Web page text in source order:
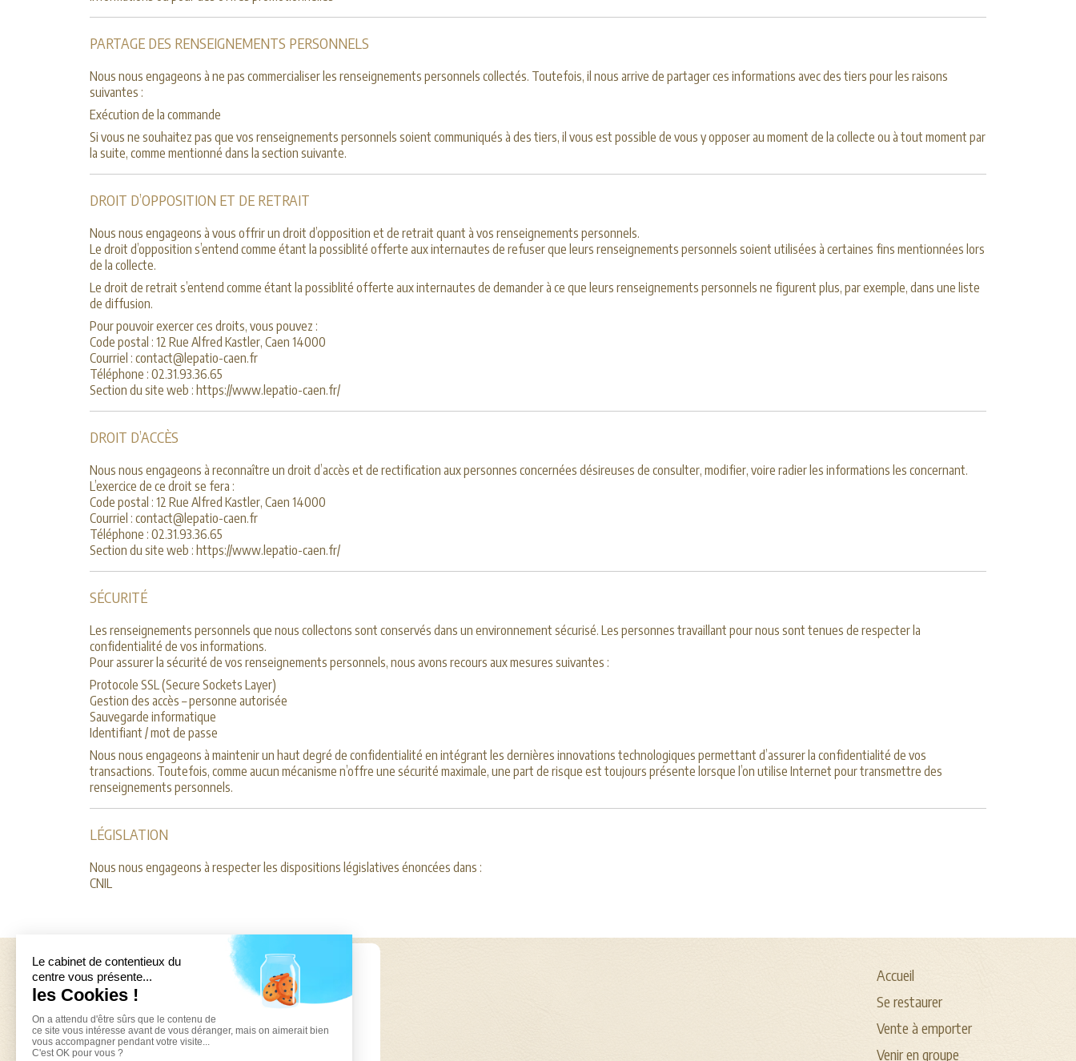
PARTAGE DES RENSEIGNEMENTS PERSONNELS
Nous nous engageons à ne pas commercialiser les renseignements personnels collectés. Toutefois, il nous arrive de partager ces informations avec des tiers pour les raisons
suivantes :
Exécution de la commande
Si vous ne souhaitez pas que vos renseignements personnels soient communiqués à des tiers, il vous est possible de vous y opposer au moment de la collecte ou à tout moment par
la suite, comme mentionné dans la section suivante.
DROIT D’OPPOSITION ET DE RETRAIT
Nous nous engageons à vous offrir un droit d’opposition et de retrait quant à vos renseignements personnels.
Le droit d’opposition s’entend comme étant la possiblité offerte aux internautes de refuser que leurs renseignements personnels soient utilisées à certaines fins mentionnées lors
de la collecte.
Le droit de retrait s’entend comme étant la possiblité offerte aux internautes de demander à ce que leurs renseignements personnels ne figurent plus, par exemple, dans une liste
de diffusion.
Pour pouvoir exercer ces droits, vous pouvez :
Code postal : 12 Rue Alfred Kastler, Caen 14000
Courriel : contact@lepatio-caen.fr
Téléphone : 02.31.93.36.65
Section du site web : https://www.lepatio-caen.fr/
DROIT D’ACCÈS
Nous nous engageons à reconnaître un droit d’accès et de rectification aux personnes concernées désireuses de consulter, modifier, voire radier les informations les concernant.
L’exercice de ce droit se fera :
Code postal : 12 Rue Alfred Kastler, Caen 14000
Courriel : contact@lepatio-caen.fr
Téléphone : 02.31.93.36.65
Section du site web : https://www.lepatio-caen.fr/
SÉCURITÉ
Les renseignements personnels que nous collectons sont conservés dans un environnement sécurisé. Les personnes travaillant pour nous sont tenues de respecter la
confidentialité de vos informations.
Pour assurer la sécurité de vos renseignements personnels, nous avons recours aux mesures suivantes :
Protocole SSL (Secure Sockets Layer)
Gestion des accès – personne autorisée
Sauvegarde informatique
Identifiant / mot de passe
Nous nous engageons à maintenir un haut degré de confidentialité en intégrant les dernières innovations technologiques permettant d’assurer la confidentialité de vos
transactions. Toutefois, comme aucun mécanisme n’offre une sécurité maximale, une part de risque est toujours présente lorsque l’on utilise Internet pour transmettre des
renseignements personnels.
LÉGISLATION
Nous nous engageons à respecter les dispositions législatives énoncées dans :
CNIL
Ouvert du lundi au vendredi
Accueil
Se restaurer
Vente à emporter
Venir en groupe